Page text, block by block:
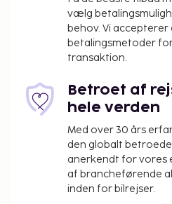
Nyd et måltid på
på dette lejlighedshotels
Du vil blive bedt om at
skatter:
Kommunen pålægger
på overnatningsstedet.
50% efter den 8.
år er undtaget.
reduktioner kan gælde.
oplysninger bedes du
vælg
behov. Vi accepterer
betalingsmetoder
transaktion.
Betroet af
hele verden
Med over 30 års
den globalt
anerkendt for vores
af brancheførende
inden for bilrejser.